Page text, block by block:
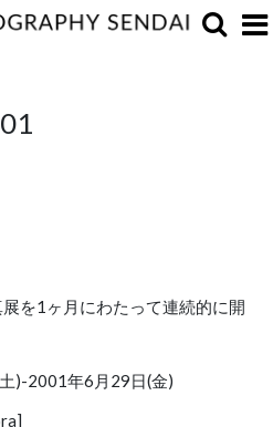
を1ヶ月にわたって連続的に開
)-2001年6月29日(金)